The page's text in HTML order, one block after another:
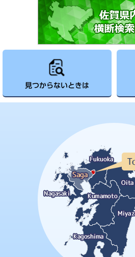
見つからないときは